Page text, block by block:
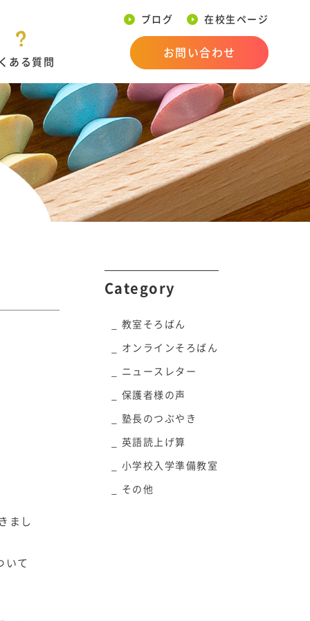
ある質問
ブログ 在校生ページ
お問い合わせ
まし
いて
Category
教室そろばん
オンラインそろばん
ニュースレター
保護者様の声
塾長のつぶやき
英語読上げ算
小学校入学準備教室
その他